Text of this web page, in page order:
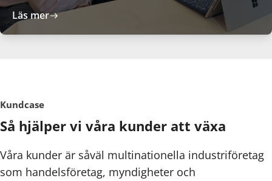
Läs mer
Kundcase
Så hjälper vi våra kunder att växa
Våra kunder är såväl multinationella industriföretag
som handelsföretag, myndigheter och